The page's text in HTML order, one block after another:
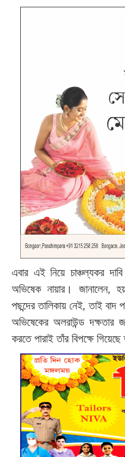
এবার এই নিয়ে চাঞ্চল্যকর
অভিষেক নায়ার। জানালেন,
পছন্দের তালিকায় নেই, তাই
অভিষেকের অলরাউন্ড দক্ষতার
করতে পারাই তাঁর বিপক্ষে